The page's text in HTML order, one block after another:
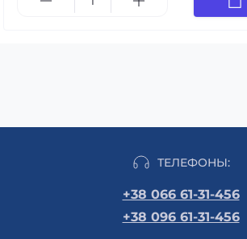
ТЕЛЕФОНЫ:
+38 066 61-31-456
+38 096 61-31-456